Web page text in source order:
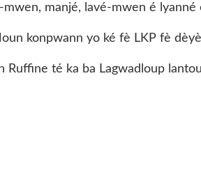
manjé, lavé-mwen é
konpwann yo ké fè LKP fè
Ruffine té ka ba Lagwadloup